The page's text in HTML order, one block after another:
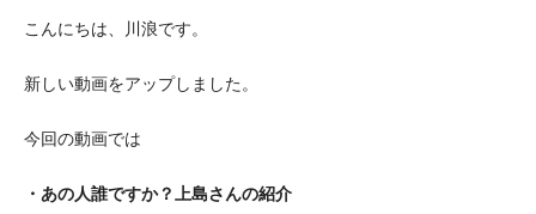
こんにちは、川浪です。
新しい動画をアップしました。
今回の動画では
・あの人誰ですか？上島さんの紹介